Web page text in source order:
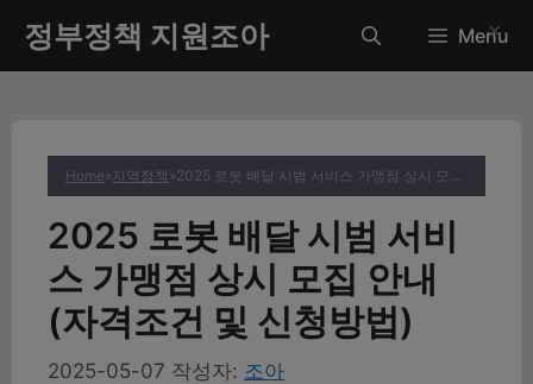
츠
정부정책 지원조아 Menu
Home»지역정책 » 2025 로봇 배달 시범 서비스 가맹점 상시 모집 안내 (자격조건 및 신청방법)
2025 로봇 배달 시범 서비
스 가맹점 상시 모집 안내
(자격조건 및 신청방법)
2025-05-07 작성자: 조아
✕